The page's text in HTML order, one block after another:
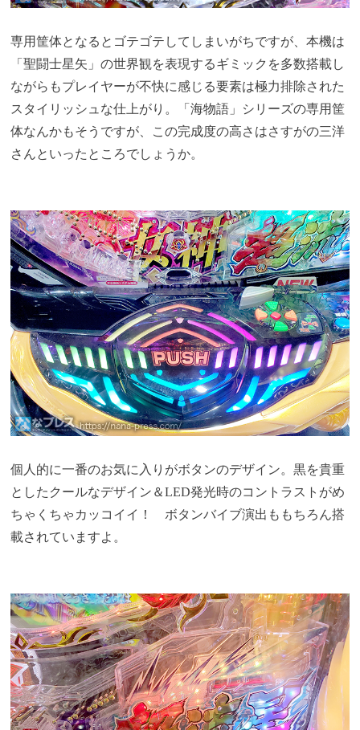
専用筐体となるとゴテゴテしてしまいがちですが、本機は
「聖闘士星矢」の世界観を表現するギミックを多数搭載し
ながらもプレイヤーが不快に感じる要素は極力排除された
スタイリッシュな仕上がり。「海物語」シリーズの専用筐
体なんかもそうですが、この完成度の高さはさすがの三洋
さんといったところでしょうか。
個人的に一番のお気に入りがボタンのデザイン。黒を貴重
としたクールなデザイン＆LED発光時のコントラストがめ
ちゃくちゃカッコイイ！ ボタンバイブ演出ももちろん搭
載されていますよ。